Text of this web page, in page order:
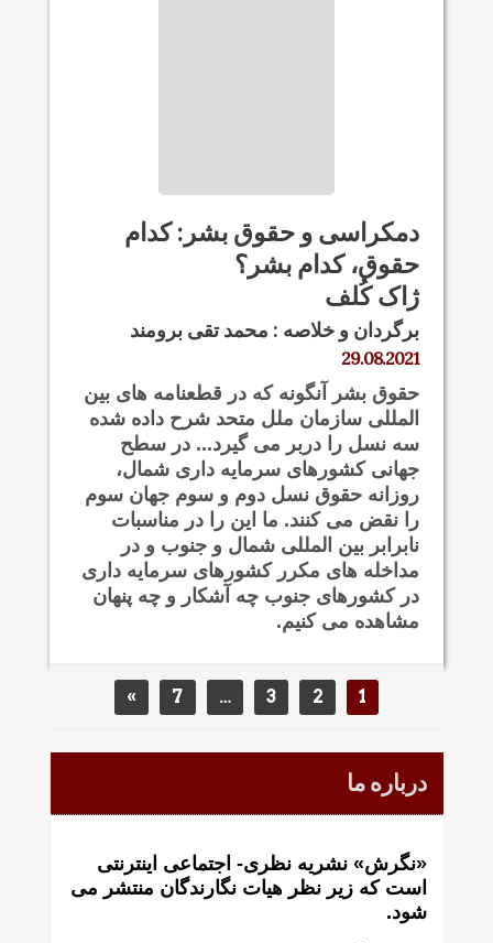
دمکراسی و حقوق بشر: کدام
حقوق، کدام بشر؟
ژاک کُلف
برگردان و خلاصه : محمد تقی برومند
29.08.2021
حقوق بشر آنگونه که در قطعنامه های بین
المللی سازمان ملل متحد شرح داده شده
سه نسل را دربر می گیرد... در سطح
جهانی کشورهای سرمایه داری شمال،
روزانه حقوق نسل دوم و سوم جهان سوم
را نقض می کنند. ما این را در مناسبات
نابرابر بین المللی شمال و جنوب و در
مداخله های مکرر کشورهای سرمایه داری
در کشورهای جنوب چه آشکار و چه پنهان
مشاهده می کنیم.
1
2
3
…
7
»
درباره ما
«نگرش» نشریه نظری- اجتماعی اینترنتی
است که زير نظر هيات نگارندگان منتشر می
شود.